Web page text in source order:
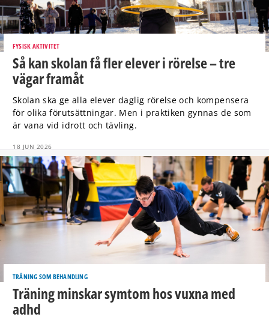
FYSISK AKTIVITET
Så kan skolan få fler elever i rörelse – tre
vägar framåt
Skolan ska ge alla elever daglig rörelse och kompensera
för olika förutsättningar. Men i praktiken gynnas de som
är vana vid idrott och tävling.
18 JUN 2026
TRÄNING SOM BEHANDLING
Träning minskar symtom hos vuxna med
adhd